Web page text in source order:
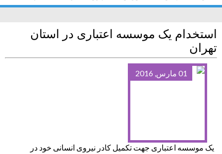
استخدام یک موسسه اعتباری در استان
تهران
01 مارس, 2016
یک موسسه اعتباری جهت تکمیل کادر نیروی انسانی خود در